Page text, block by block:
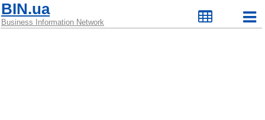
BIN.ua
Business Information Network